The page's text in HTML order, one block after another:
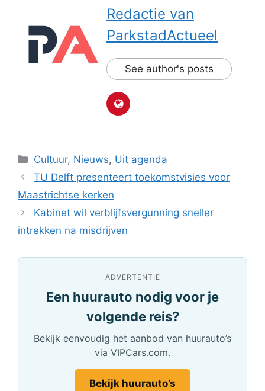
Redactie van
ParkstadActueel
See author's posts
Categorieën
Cultuur, Nieuws, Uit agenda
TU Delft presenteert toekomstvisies voor
Maastrichtse kerken
Kabinet wil verblijfsvergunning sneller
intrekken na misdrijven
ADVERTENTIE
Een huurauto nodig voor je
volgende reis?
Bekijk eenvoudig het aanbod van huurauto’s
via VIPCars.com.
Bekijk huurauto’s